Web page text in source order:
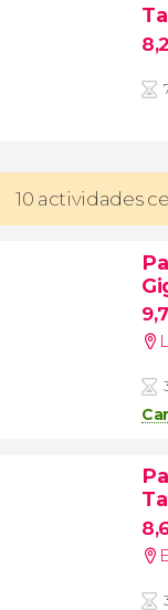
8,2
10 actividades
9,7